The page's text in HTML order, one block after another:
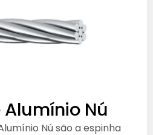
Nú
Nú são a espinha